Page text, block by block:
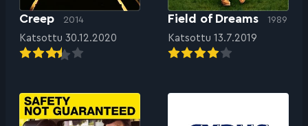
Creep 2014
Katsottu 30.12.2020
Field of Dreams 1989
Katsottu 13.7.2019